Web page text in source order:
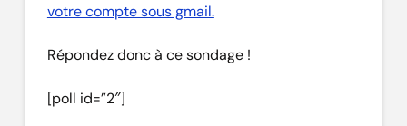
votre compte sous gmail.
Répondez donc à ce sondage !
[poll id=”2″]